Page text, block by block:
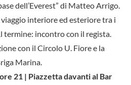
dell’Everest” di Matteo Arrigo.
interiore ed esteriore tra i
termine: incontro con il regista.
con il Circolo U. Fiore e la
Marina.
21 | Piazzetta davanti al Bar